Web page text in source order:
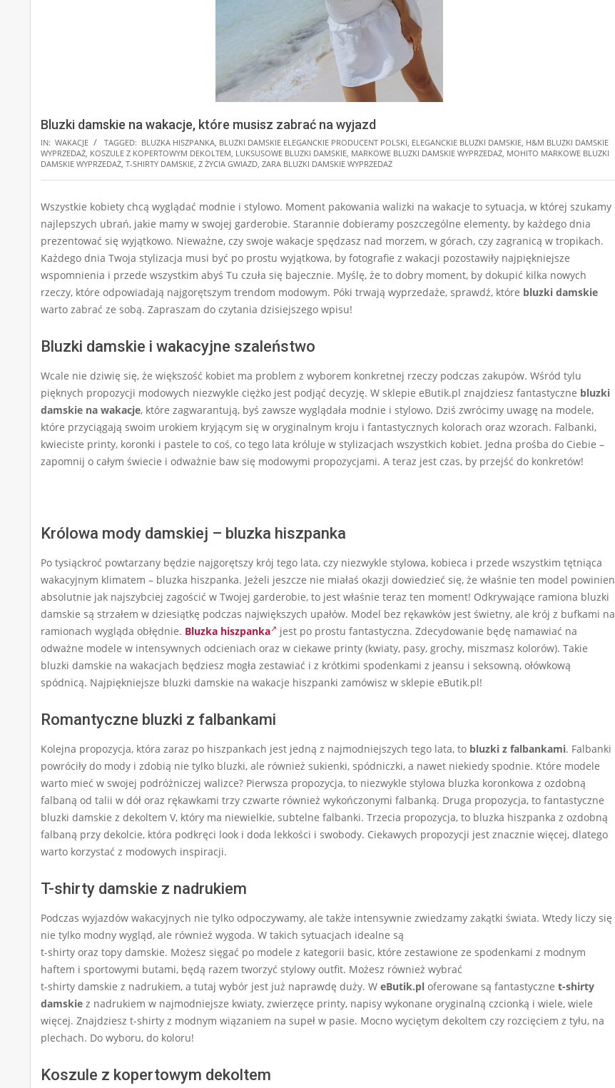
Bluzki damskie na wakacje, które musisz zabrać na wyjazd
IN: WAKACJE TAGGED: BLUZKA HISZPANKA, BLUZKI DAMSKIE ELEGANCKIE PRODUCENT POLSKI, ELEGANCKIE BLUZKI DAMSKIE, H&M BLUZKI DAMSKIE
WYPRZEDAŻ, KOSZULE Z KOPERTOWYM DEKOLTEM, LUKSUSOWE BLUZKI DAMSKIE, MARKOWE BLUZKI DAMSKIE WYPRZEDAŻ, MOHITO MARKOWE BLUZKI
DAMSKIE WYPRZEDAŻ, T-SHIRTY DAMSKIE, Z ŻYCIA GWIAZD, ZARA BLUZKI DAMSKIE WYPRZEDAŻ
Wszystkie kobiety chcą wyglądać modnie i stylowo. Moment pakowania walizki na wakacje to sytuacja, w której szukamy
najlepszych ubrań, jakie mamy w swojej garderobie. Starannie dobieramy poszczególne elementy, by każdego dnia
prezentować się wyjątkowo. Nieważne, czy swoje wakacje spędzasz nad morzem, w górach, czy zagranicą w tropikach.
Każdego dnia Twoja stylizacja musi być po prostu wyjątkowa, by fotografie z wakacji pozostawiły najpiękniejsze
wspomnienia i przede wszystkim abyś Tu czuła się bajecznie. Myślę, że to dobry moment, by dokupić kilka nowych
rzeczy, które odpowiadają najgorętszym trendom modowym. Póki trwają wyprzedaże, sprawdź, które bluzki damskie
warto zabrać ze sobą. Zapraszam do czytania dzisiejszego wpisu!
Bluzki damskie i wakacyjne szaleństwo
Wcale nie dziwię się, że większość kobiet ma problem z wyborem konkretnej rzeczy podczas zakupów. Wśród tylu
pięknych propozycji modowych niezwykle ciężko jest podjąć decyzję. W sklepie eButik.pl znajdziesz fantastyczne bluzki
damskie na wakacje, które zagwarantują, byś zawsze wyglądała modnie i stylowo. Dziś zwrócimy uwagę na modele,
które przyciągają swoim urokiem kryjącym się w oryginalnym kroju i fantastycznych kolorach oraz wzorach. Falbanki,
kwieciste printy, koronki i pastele to coś, co tego lata króluje w stylizacjach wszystkich kobiet. Jedna prośba do Ciebie –
zapomnij o całym świecie i odważnie baw się modowymi propozycjami. A teraz jest czas, by przejść do konkretów!
Królowa mody damskiej – bluzka hiszpanka
Po tysiąckroć powtarzany będzie najgorętszy krój tego lata, czy niezwykle stylowa, kobieca i przede wszystkim tętniąca
wakacyjnym klimatem – bluzka hiszpanka. Jeżeli jeszcze nie miałaś okazji dowiedzieć się, że właśnie ten model powinien
absolutnie jak najszybciej zagościć w Twojej garderobie, to jest właśnie teraz ten moment! Odkrywające ramiona bluzki
damskie są strzałem w dziesiątkę podczas największych upałów. Model bez rękawków jest świetny, ale krój z bufkami na
ramionach wygląda obłędnie. Bluzka hiszpanka
jest po prostu fantastyczna. Zdecydowanie będę namawiać na
odważne modele w intensywnych odcieniach oraz w ciekawe printy (kwiaty, pasy, grochy, miszmasz kolorów). Takie
bluzki damskie na wakacjach będziesz mogła zestawiać i z krótkimi spodenkami z jeansu i seksowną, ołówkową
spódnicą. Najpiękniejsze bluzki damskie na wakacje hiszpanki zamówisz w sklepie eButik.pl!
Romantyczne bluzki z falbankami
Kolejna propozycja, która zaraz po hiszpankach jest jedną z najmodniejszych tego lata, to bluzki z falbankami. Falbanki
powróciły do mody i zdobią nie tylko bluzki, ale również sukienki, spódniczki, a nawet niekiedy spodnie. Które modele
warto mieć w swojej podróżniczej walizce? Pierwsza propozycja, to niezwykle stylowa bluzka koronkowa z ozdobną
falbaną od talii w dół oraz rękawkami trzy czwarte również wykończonymi falbanką. Druga propozycja, to fantastyczne
bluzki damskie z dekoltem V, który ma niewielkie, subtelne falbanki. Trzecia propozycja, to bluzka hiszpanka z ozdobną
falbaną przy dekolcie, która podkręci look i doda lekkości i swobody. Ciekawych propozycji jest znacznie więcej, dlatego
warto korzystać z modowych inspiracji.
T-shirty damskie z nadrukiem
Podczas wyjazdów wakacyjnych nie tylko odpoczywamy, ale także intensywnie zwiedzamy zakątki świata. Wtedy liczy się
nie tylko modny wygląd, ale również wygoda. W takich sytuacjach idealne są
t-shirty oraz topy damskie. Możesz sięgać po modele z kategorii basic, które zestawione ze spodenkami z modnym
haftem i sportowymi butami, będą razem tworzyć stylowy outfit. Możesz również wybrać
t-shirty damskie z nadrukiem, a tutaj wybór jest już naprawdę duży. W eButik.pl oferowane są fantastyczne t-shirty
damskie z nadrukiem w najmodniejsze kwiaty, zwierzęce printy, napisy wykonane oryginalną czcionką i wiele, wiele
więcej. Znajdziesz t-shirty z modnym wiązaniem na supeł w pasie. Mocno wyciętym dekoltem czy rozcięciem z tyłu, na
plechach. Do wyboru, do koloru!
Koszule z kopertowym dekoltem